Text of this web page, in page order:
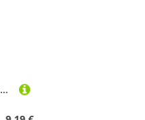
Generisch Golfausrichtungsstöcke, Magnetic Golf Club Swing Training Aid - Lie Angle Tool, Zielstock, Golfausrichtungsstock für Golf Club Face, Verbesserung Ihrer Ausrichtung